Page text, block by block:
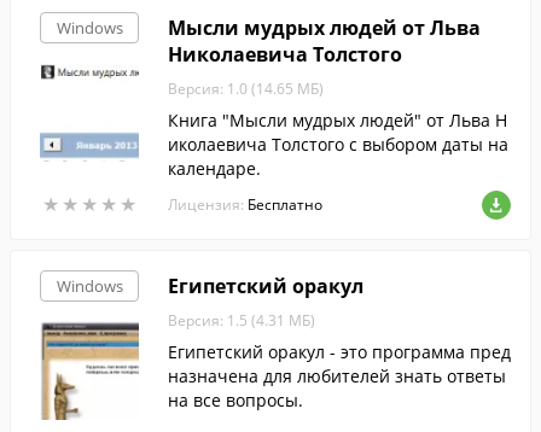
Windows
★ ★ ★ ★ ★
★ ★ ★ ★ ★
Мысли мудрых людей от Льва
Николаевича Толстого
Версия: 1.0 (14.65 МБ)
Книга "Мысли мудрых людей" от Льва Н
иколаевича Толстого с выбором даты на
календаре.
Лицензия: Бесплатно
Windows Египетский оракул
Версия: 1.5 (4.31 МБ)
Египетский оракул - это программа пред
назначена для любителей знать ответы
на все вопросы.